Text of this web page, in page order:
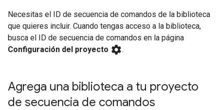
Necesitas el ID de secuencia de comandos de la biblioteca
que quieres incluir. Cuando tengas acceso a la biblioteca,
busca el ID de secuencia de comandos en la página
Configuración del proyecto settings.
Agrega una biblioteca a tu proyecto
de secuencia de comandos